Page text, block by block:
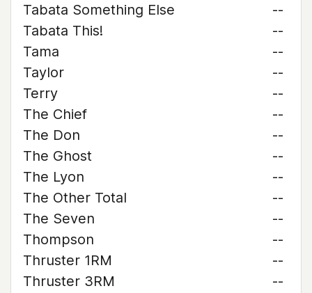
Tabata Something Else
--
Tabata This!
--
Tama
--
Taylor
--
Terry
--
The Chief
--
The Don
--
The Ghost
--
The Lyon
--
The Other Total
--
The Seven
--
Thompson
--
Thruster 1RM
--
Thruster 3RM
--